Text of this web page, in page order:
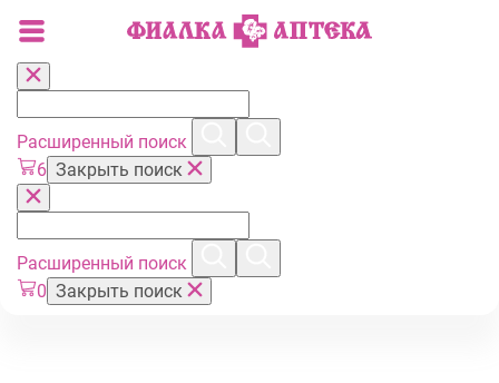
Расширенный поиск
6 Закрыть поиск
Расширенный поиск
0 Закрыть поиск